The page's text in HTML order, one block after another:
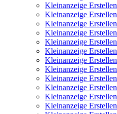
Kleinanzeige Erstellen
Kleinanzeige Erstellen
Kleinanzeige Erstellen
Kleinanzeige Erstellen
Kleinanzeige Erstellen
Kleinanzeige Erstellen
Kleinanzeige Erstellen
Kleinanzeige Erstellen
Kleinanzeige Erstellen
Kleinanzeige Erstellen
Kleinanzeige Erstellen
Kleinanzeige Erstellen